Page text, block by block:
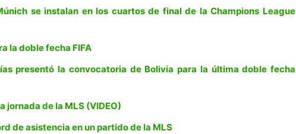
se instalan en los cuartos de final de la Champions League
la doble fecha FIFA
presentó la convocatoria de Bolivia para la última doble fecha
jornada de la MLS (VIDEO)
de asistencia en un partido de la MLS